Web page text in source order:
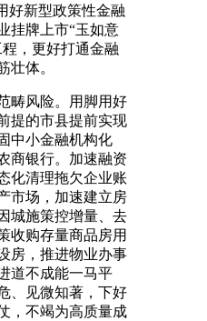
好新型政策性金融
挂牌上市“玉如意
，更好打通金融
壮体。
风险。用脚用好
提的市县提前实现
中小金融机构化
商银行。加速融资
化清理拖欠企业账
市场，加速建立房
城施策控增量、去
收购存量商品房用
房，推进物业办事
道不成能一马平
、见微知著，下好
，不竭为高质量成